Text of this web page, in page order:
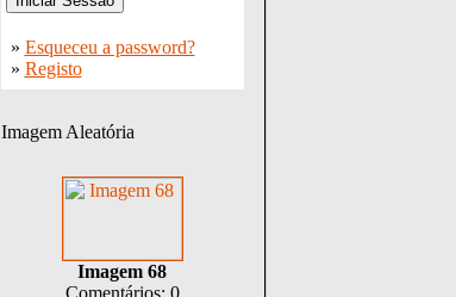
» Esqueceu a password?
» Registo
Imagem Aleatória
Imagem 68
Comentários: 0